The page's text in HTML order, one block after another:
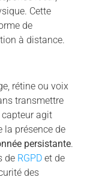
Cette
de
à distance.
rétine ou voix
transmettre
capteur agit
la présence de
persistante.
de RGPD et de
des